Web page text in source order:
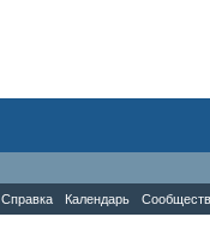
Справка Календарь